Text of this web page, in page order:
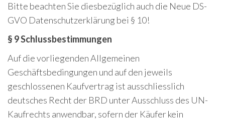
Bitte beachten Sie diesbezüglich auch die Neue DS-
GVO Datenschutzerklärung bei § 10!
§ 9 Schlussbestimmungen
Auf die vorliegenden Allgemeinen
Geschäftsbedingungen und auf den jeweils
geschlossenen Kaufvertrag ist ausschliesslich
deutsches Recht der BRD unter Ausschluss des UN-
Kaufrechts anwendbar, sofern der Käufer kein